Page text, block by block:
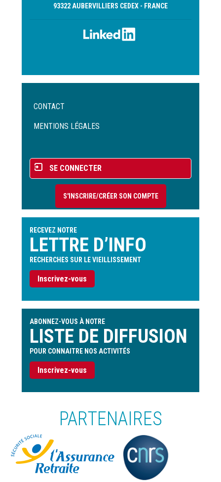
93322 AUBERVILLIERS CEDEX - FRANCE
Menu
de
CONTACT
MENTIONS LÉGALES
Menu
du
compte
l'utilisateur
SE CONNECTER
S'INSCRIRE/CRÉER SON COMPTE
RECEVEZ NOTRE
LETTRE D’INFO
RECHERCHES SUR LE VIEILLISSEMENT
Inscrivez-vous
ABONNEZ-VOUS À NOTRE
LISTE DE DIFFUSION
POUR CONNAITRE NOS ACTIVITÉS
Inscrivez-vous
PARTENAIRES